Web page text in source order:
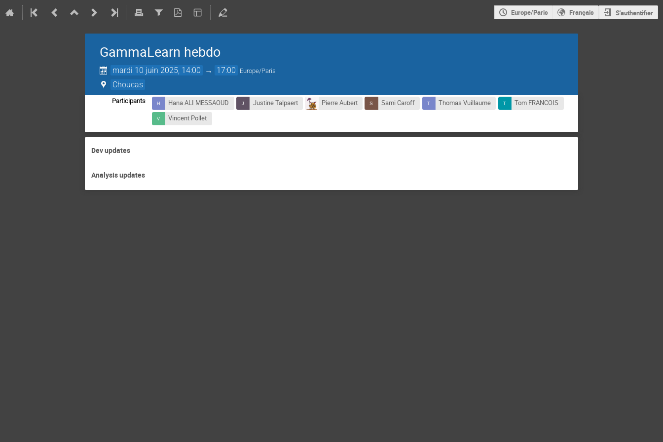
Europe/Paris Français S'authentifier
GammaLearn hebdo
mardi 10 juin 2025, 14:00 → 17:00 Europe/Paris
Choucas
Participants Hana ALI MESSAOUD Justine Talpaert Pierre Aubert Sami Caroff Thomas Vuillaume
Tom FRANCOIS
Vincent Pollet
Dev updates
Analysis updates